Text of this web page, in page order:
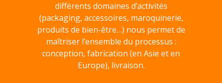
différents domaines d’activités
(packaging, accessoires, maroquinerie,
produits de bien-être…) nous permet de
maîtriser l’ensemble du processus :
conception, fabrication (en Asie et en
Europe), livraison.